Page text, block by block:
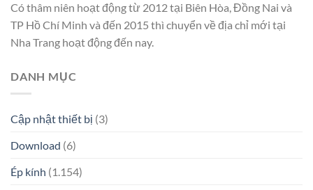
Có thâm niên hoạt động từ 2012 tại Biên Hòa, Đồng Nai và
TP Hồ Chí Minh và đến 2015 thì chuyển về địa chỉ mới tại
Nha Trang hoạt động đến nay.
DANH MỤC
Cập nhật thiết bị (3)
Download (6)
Ép kính (1.154)